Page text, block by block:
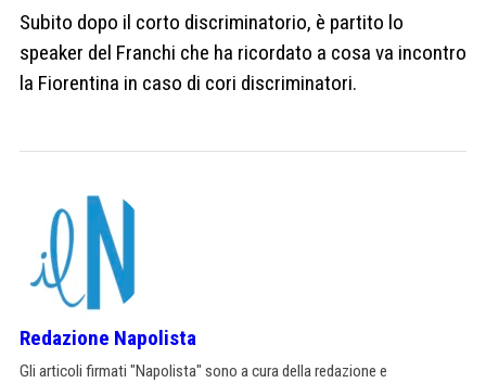
Subito dopo il corto discriminatorio, è partito lo
speaker del Franchi che ha ricordato a cosa va incontro
la Fiorentina in caso di cori discriminatori.
Redazione Napolista
Gli articoli firmati "Napolista" sono a cura della redazione e